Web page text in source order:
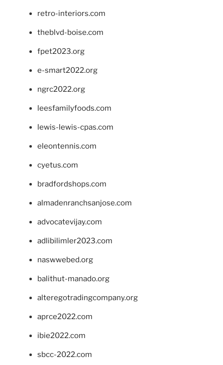
retro-interiors.com
theblvd-boise.com
fpet2023.org
e-smart2022.org
ngrc2022.org
leesfamilyfoods.com
lewis-lewis-cpas.com
eleontennis.com
cyetus.com
bradfordshops.com
almadenranchsanjose.com
advocatevijay.com
adlibilimler2023.com
naswwebed.org
balithut-manado.org
alteregotradingcompany.org
aprce2022.com
ibie2022.com
sbcc-2022.com